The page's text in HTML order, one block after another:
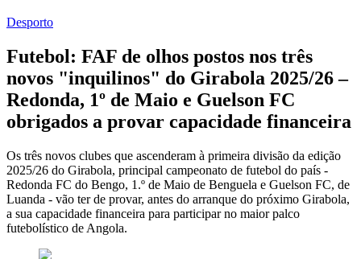
Desporto
Futebol: FAF de olhos postos nos três
novos "inquilinos" do Girabola 2025/26 –
Redonda, 1º de Maio e Guelson FC
obrigados a provar capacidade financeira
Os três novos clubes que ascenderam à primeira divisão da edição
2025/26 do Girabola, principal campeonato de futebol do país -
Redonda FC do Bengo, 1.º de Maio de Benguela e Guelson FC, de
Luanda - vão ter de provar, antes do arranque do próximo Girabola,
a sua capacidade financeira para participar no maior palco
futebolístico de Angola.